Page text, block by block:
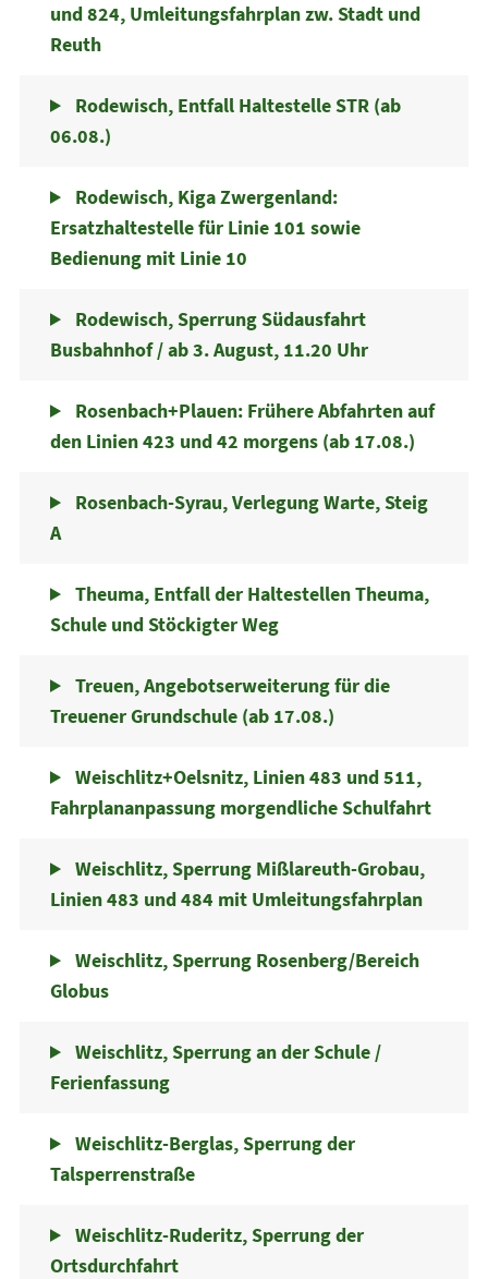
und 824, Umleitungsfahrplan zw. Stadt und
Reuth
Rodewisch, Entfall Haltestelle STR (ab
06.08.)
Rodewisch, Kiga Zwergenland:
Ersatzhaltestelle für Linie 101 sowie
Bedienung mit Linie 10
Rodewisch, Sperrung Südausfahrt
Busbahnhof / ab 3. August, 11.20 Uhr
Rosenbach+Plauen: Frühere Abfahrten auf
den Linien 423 und 42 morgens (ab 17.08.)
Rosenbach-Syrau, Verlegung Warte, Steig
A
Theuma, Entfall der Haltestellen Theuma,
Schule und Stöckigter Weg
Treuen, Angebotserweiterung für die
Treuener Grundschule (ab 17.08.)
Weischlitz+Oelsnitz, Linien 483 und 511,
Fahrplananpassung morgendliche Schulfahrt
Weischlitz, Sperrung Mißlareuth-Grobau,
Linien 483 und 484 mit Umleitungsfahrplan
Weischlitz, Sperrung Rosenberg/Bereich
Globus
Weischlitz, Sperrung an der Schule /
Ferienfassung
Weischlitz-Berglas, Sperrung der
Talsperrenstraße
Weischlitz-Ruderitz, Sperrung der
Ortsdurchfahrt